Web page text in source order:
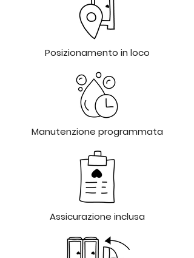
Posizionamento in loco
Manutenzione programmata
Assicurazione inclusa